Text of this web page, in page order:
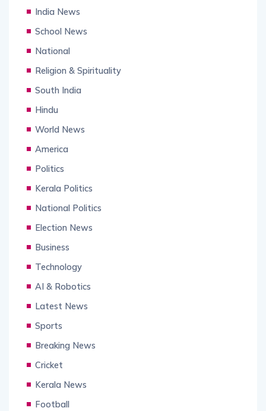
India News
School News
National
Religion & Spirituality
South India
Hindu
World News
America
Politics
Kerala Politics
National Politics
Election News
Business
Technology
AI & Robotics
Latest News
Sports
Breaking News
Cricket
Kerala News
Football